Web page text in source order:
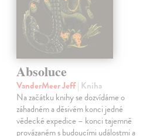
Absoluce
VanderMeer Jeff| Kniha
Na začátku knihy se dozvídáme o
záhadném a děsivém konci jedné
vědecké expedice – konci tajemně
provázaném s budoucími událostmi a